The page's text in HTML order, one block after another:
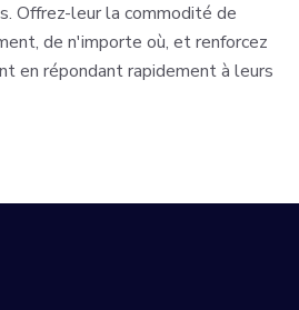
Offrez-leur la commodité de
de n'importe où, et renforcez
en répondant rapidement à leurs